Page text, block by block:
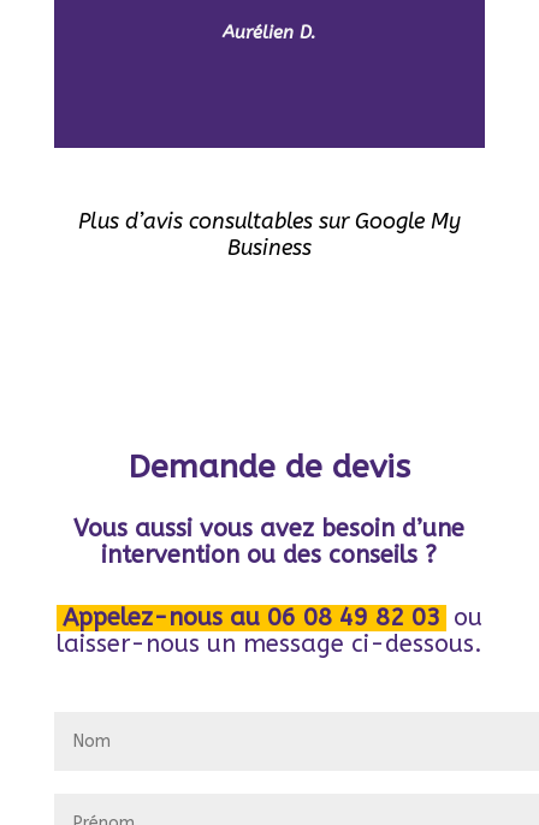
Aurélien D.
Plus d’avis consultables sur Google My
Business
Demande de devis
Vous aussi vous avez besoin d’une
intervention ou des conseils ?
Appelez-nous au 06 08 49 82 03 ou
laisser-nous un message ci-dessous.